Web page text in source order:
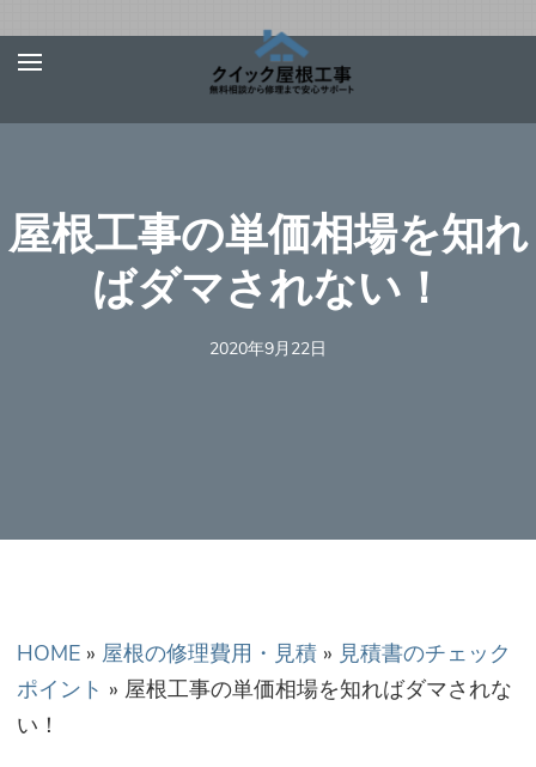
Skip
content
雨漏りの修理
樋、雨漏りの修理を
行う地元の優良工事
業者を完全無料でご
正金額での修理・工
屋根工事の単価相場を知れ
ばダマされない！
2020年9月22日
HOME » 屋根の修理費用・見積 » 見積書のチェック
ポイント » 屋根工事の単価相場を知ればダマされな
い！